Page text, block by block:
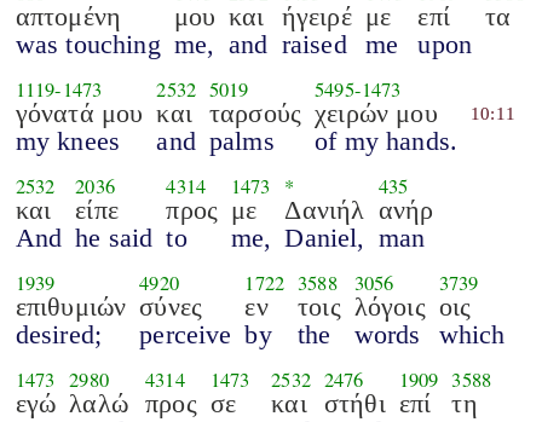
απτομένη
was touching
μου
me,
και
and
ήγειρέ
raised
με
me
επί
upon
τα
1119-1473
γόνατά μου
my knees
2532
και
and
5019
ταρσούς
palms
5495-1473
χειρών μου
of my hands.
10:11
2532
και
And
2036
είπε
he said
4314
προς
to
1473
με
me,
*
Δανιήλ
Daniel,
435
ανήρ
man
1939
επιθυμιών
desired;
4920
σύνες
perceive
1722
εν
by
3588
τοις
the
3056
λόγοις
words
3739
οις
which
1473
εγώ
2980
λαλώ
4314
προς
1473
σε
2532
και
2476
στήθι
1909
επί
3588
τη